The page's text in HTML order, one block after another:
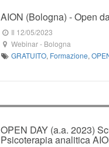
AION (Bologna) - Open
Il 12/05/2023
Webinar- Bologna
GRATUITO, Formazione,
OPEN DAY (a.a. 2023)
Psicoterapia analitica